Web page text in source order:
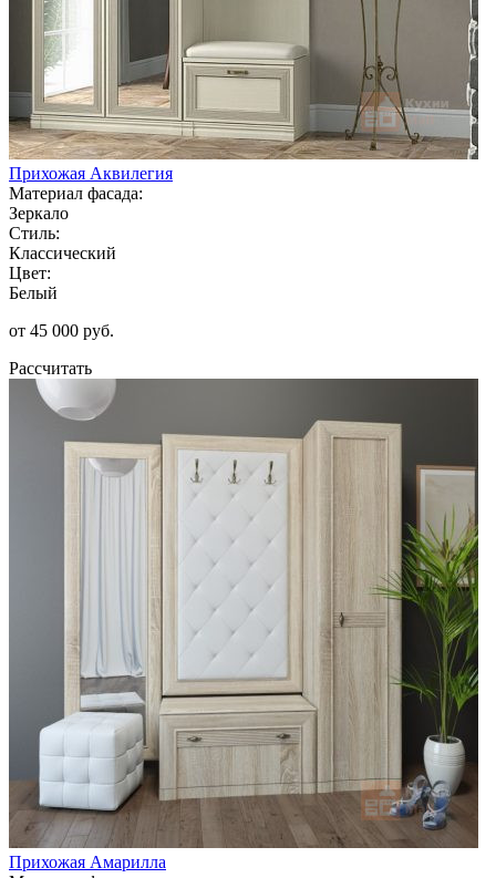
Прихожая Аквилегия
Материал фасада:
Зеркало
Стиль:
Классический
Цвет:
Белый
от 45 000 руб.
Рассчитать
Прихожая Амарилла